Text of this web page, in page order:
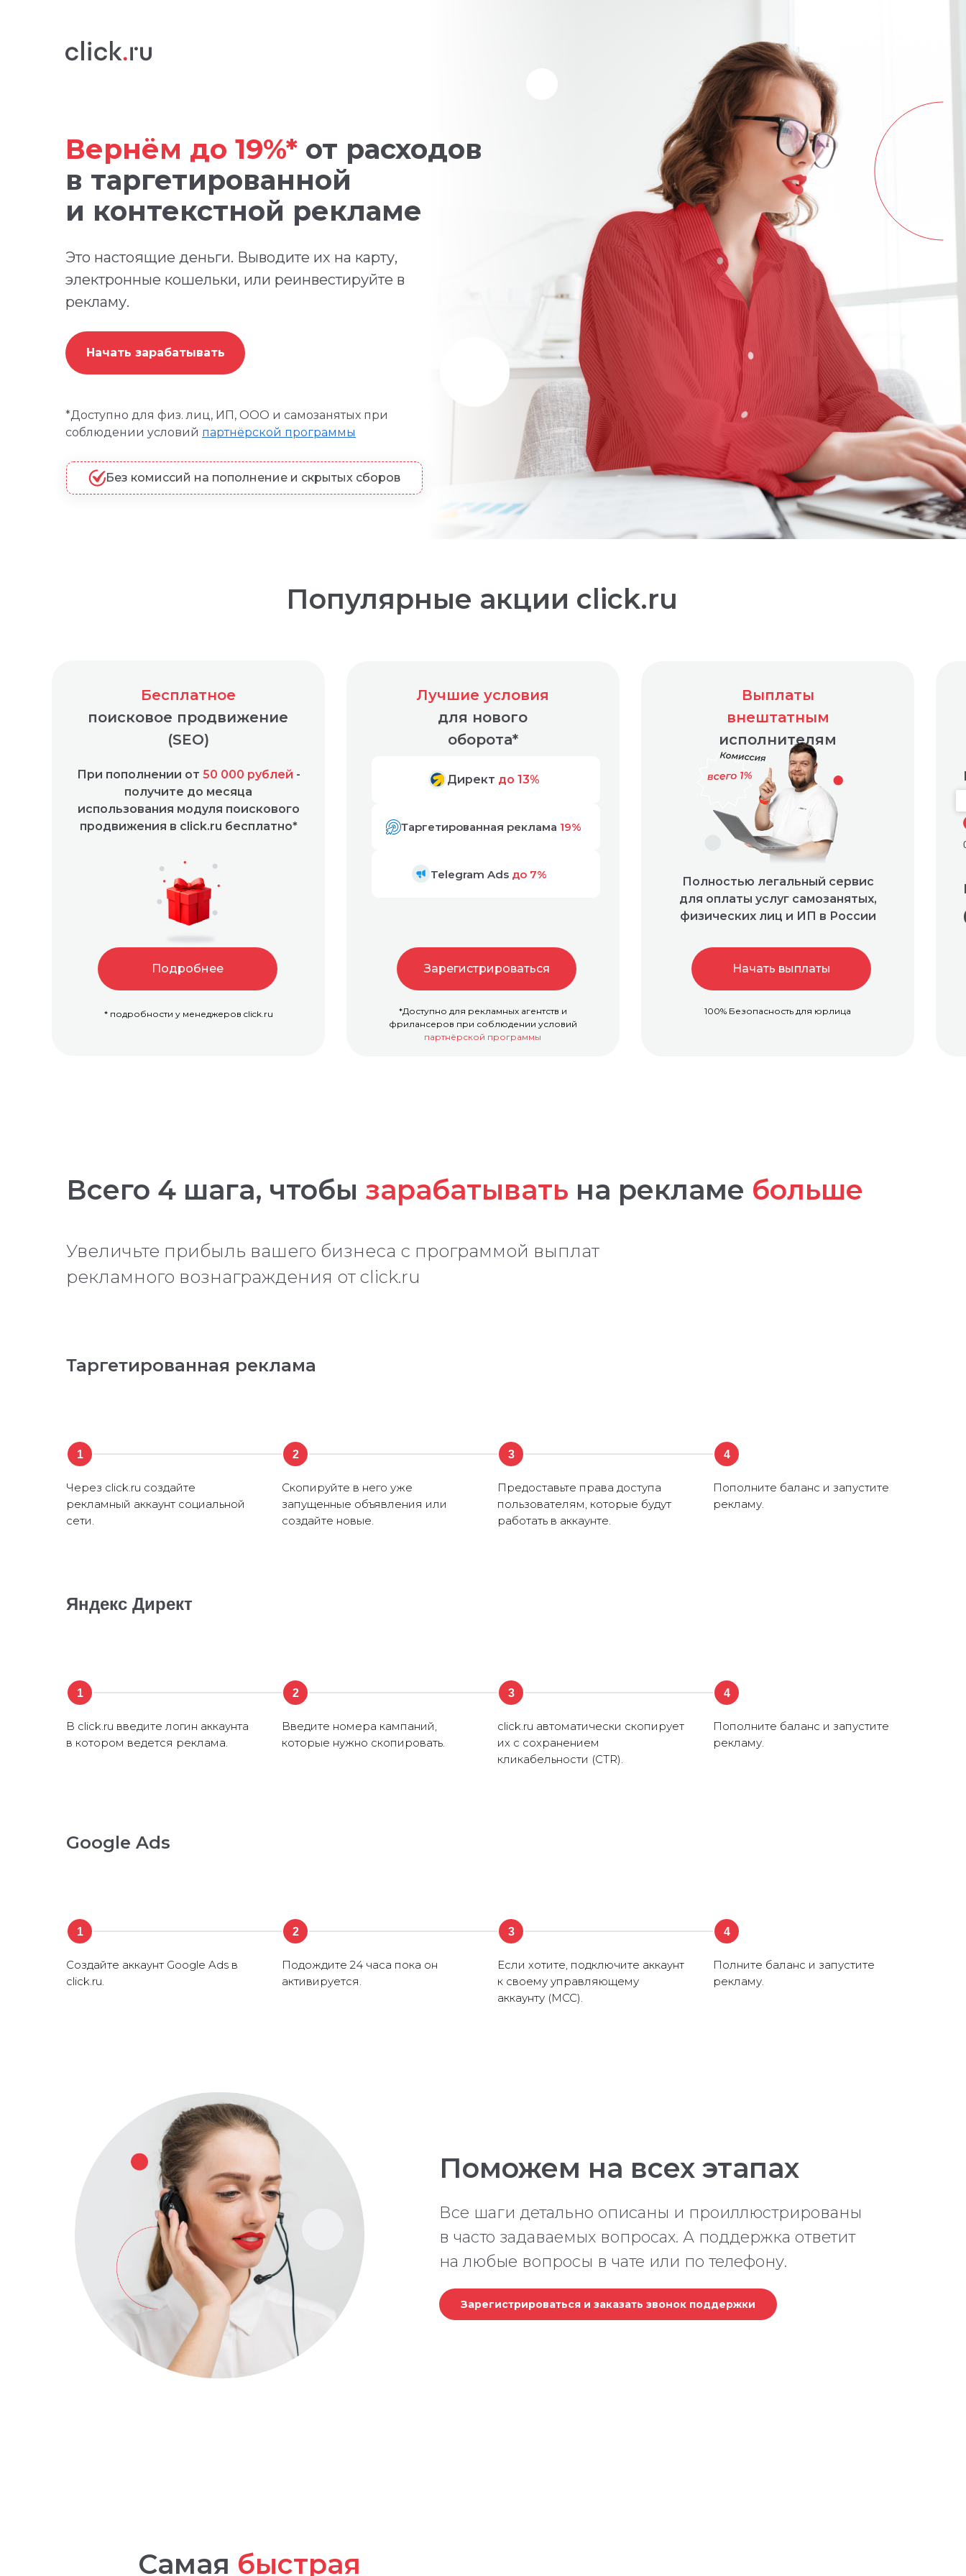
Вернём до 19%* от расходов
в таргетированной
и контекстной рекламе
Начать зарабатывать
Это настоящие деньги. Выводите их на карту,
электронные кошельки, или реинвестируйте в
рекламу.
*Доступно для физ. лиц, ИП, ООО и самозанятых при
соблюдении условий партнёрской программы
Без комиссий на пополнение и скрытых сборов
Простая и понятная маркировка любой рекламы. В том числе ИНН VK Рекламы автоматически передаётся в ОРД ВК.
Популярные акции click.ru
Начать выплаты
Выплаты
внештатным
исполнителям
100% Безопасность для юрлица
Полностью легальный сервис
для оплаты услуг самозанятых,
физических лиц и ИП в России
Зарегистрироваться
Лучшие условия
для нового
оборота*
*Доступно для рекламных агентств и
фрилансеров при соблюдении условий
партнёрской программы
Директ до 13%
Таргетированная реклама 19%
Telegram Ads до 7%
Бесплатное
поисковое продвижение
(SEO)
При пополнении от 50 000 рублей -
получите до месяца
использования модуля поискового
продвижения в click.ru бесплатно*
Подробнее
* подробности у менеджеров click.ru
Всего 4 шага, чтобы зарабатывать на рекламе больше
Увеличьте прибыль вашего бизнеса с программой выплат
рекламного вознаграждения от click.ru
Таргетированная реклама
1
Через click.ru создайте
рекламный аккаунт социальной
сети.
2
Скопируйте в него уже
запущенные объявления или
создайте новые.
3
Предоставьте права доступа
пользователям, которые будут
работать в аккаунте.
4
Пополните баланс и запустите
рекламу.
Яндекс Директ
1
В click.ru введите логин аккаунта
в котором ведется реклама.
2
Введите номера кампаний,
которые нужно скопировать.
3
click.ru автоматически скопирует
их с сохранением
кликабельности (CTR).
4
Пополните баланс и запустите
рекламу.
Google Ads
1
Создайте аккаунт Google Ads в
click.ru.
2
Подождите 24 часа пока он
активируется.
3
Если хотите, подключите аккаунт
к своему управляющему
аккаунту (MCC).
4
Полните баланс и запустите
рекламу.
Поможем на всех этапах
Все шаги детально описаны и проиллюстрированы
в часто задаваемых вопросах. А поддержка ответит
на любые вопросы в чате или по телефону.
Зарегистрироваться и заказать звонок поддержки
Самая быстрая